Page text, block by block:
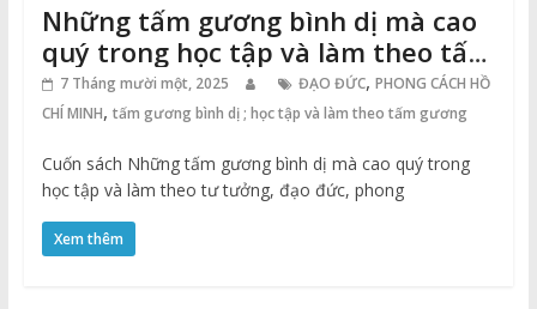
Những tấm gương bình dị mà cao
quý trong học tập và làm theo tấm
gương, đạo đức, phong cách Hồ
Chí Minh năm 2019
7 Tháng mười một, 2025 ĐẠO ĐỨC, PHONG CÁCH HỒ
CHÍ MINH, tấm gương bình dị ; học tập và làm theo tấm gương
Cuốn sách Những tấm gương bình dị mà cao quý trong
học tập và làm theo tư tưởng, đạo đức, phong
Xem thêm